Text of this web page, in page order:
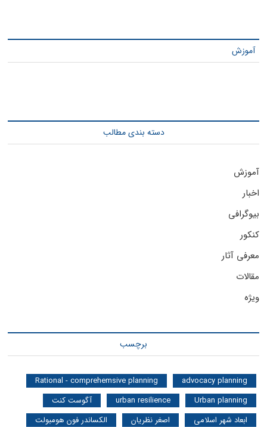
آموزش
دسته بندی مطالب
آموزش
اخبار
بیوگرافی
کنکور
معرفی آثار
مقالات
ویژه
برچسب
advocacy planning
Rational - comprehemsive planning
Urban planning
urban resilience
آگوست کنت
ابعاد شهر اسلامی
اصغر نظریان
الکساندر فون هومبولت